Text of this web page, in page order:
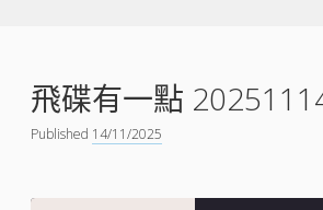
飛碟有一點
Published 14/11/2025